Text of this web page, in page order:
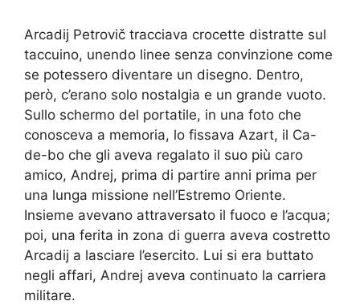
Arcadij Petrovič tracciava crocette distratte sul
taccuino, unendo linee senza convinzione come
se potessero diventare un disegno. Dentro,
però, c’erano solo nostalgia e un grande vuoto.
Sullo schermo del portatile, in una foto che
conosceva a memoria, lo fissava Azart, il Ca-
de-bo che gli aveva regalato il suo più caro
amico, Andrej, prima di partire anni prima per
una lunga missione nell’Estremo Oriente.
Insieme avevano attraversato il fuoco e l’acqua;
poi, una ferita in zona di guerra aveva costretto
Arcadij a lasciare l’esercito. Lui si era buttato
negli affari, Andrej aveva continuato la carriera
militare.